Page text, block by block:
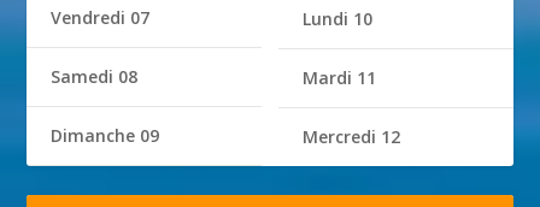
Vendredi 07
Samedi 08
Dimanche 09
Lundi 10
Mardi 11
Mercredi 12